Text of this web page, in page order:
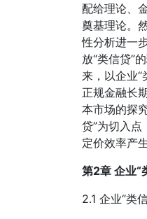
配给理论、
奠基理论。
性分析进一
放“类信贷”
来，以企业
正规金融长
本市场的探
贷”为切入
定价效率产
第2章 企业“
2.1 企业“类